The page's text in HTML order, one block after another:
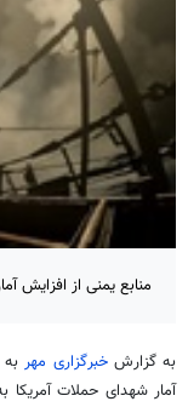
منابع یمنی از افزایش
به گزارشخبرگزاری مهربه